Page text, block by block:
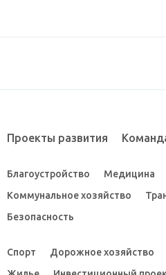
Проекты развития
Благоустройство Медицина
Коммунальное хозяйство
Безопасность
Спорт Дорожное хозяйство